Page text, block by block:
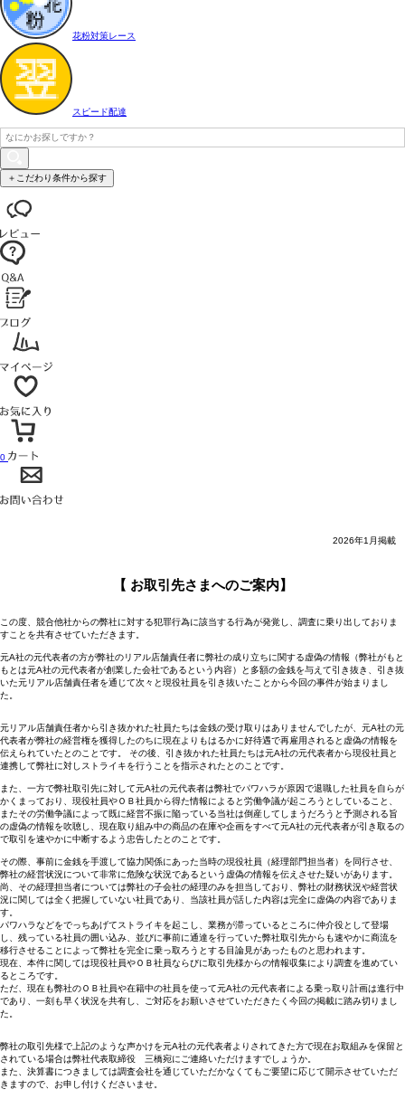
花粉対策レース
スピード配達
＋こだわり条件から探す
0
2026年1月掲載
【 お取引先さまへのご案内】
この度、競合他社からの弊社に対する犯罪行為に該当する行為が発覚し、調査に乗り出しておりま
すことを共有させていただきます。
元A社の元代表者の方が弊社のリアル店舗責任者に弊社の成り立ちに関する虚偽の情報（弊社がもと
もとは元A社の元代表者が創業した会社であるという内容）と多額の金銭を与えて引き抜き、引き抜
いた元リアル店舗責任者を通じて次々と現役社員を引き抜いたことから今回の事件が始まりまし
た。
元リアル店舗責任者から引き抜かれた社員たちは金銭の受け取りはありませんでしたが、元A社の元
代表者が弊社の経営権を獲得したのちに現在よりもはるかに好待遇で再雇用されると虚偽の情報を
伝えられていたとのことです。 その後、引き抜かれた社員たちは元A社の元代表者から現役社員と
連携して弊社に対しストライキを行うことを指示されたとのことです。
また、一方で弊社取引先に対して元A社の元代表者は弊社でパワハラが原因で退職した社員を自らが
かくまっており、現役社員やＯＢ社員から得た情報によると労働争議が起ころうとしていること、
またその労働争議によって既に経営不振に陥っている当社は倒産してしまうだろうと予測される旨
の虚偽の情報を吹聴し、現在取り組み中の商品の在庫や企画をすべて元A社の元代表者が引き取るの
で取引を速やかに中断するよう忠告したとのことです。
その際、事前に金銭を手渡して協力関係にあった当時の現役社員（経理部門担当者）を同行させ、
弊社の経営状況について非常に危険な状況であるという虚偽の情報を伝えさせた疑いがあります。
尚、その経理担当者については弊社の子会社の経理のみを担当しており、弊社の財務状況や経営状
況に関しては全く把握していない社員であり、当該社員が話した内容は完全に虚偽の内容でありま
す。
パワハラなどをでっちあげてストライキを起こし、業務が滞っているところに仲介役として登場
し、残っている社員の囲い込み、並びに事前に通達を行っていた弊社取引先からも速やかに商流を
移行させることによって弊社を完全に乗っ取ろうとする目論見があったものと思われます。
現在、本件に関しては現役社員やＯＢ社員ならびに取引先様からの情報収集により調査を進めてい
るところです。
ただ、現在も弊社のＯＢ社員や在籍中の社員を使って元A社の元代表者による乗っ取り計画は進行中
であり、一刻も早く状況を共有し、ご対応をお願いさせていただきたく今回の掲載に踏み切りまし
た。
弊社の取引先様で上記のような声かけを元A社の元代表者よりされてきた方で現在お取組みを保留と
されている場合は弊社代表取締役 三橋宛にご連絡いただけますでしょうか。
また、決算書につきましては調査会社を通じていただかなくてもご要望に応じて開示させていただ
きますので、お申し付けくださいませ。